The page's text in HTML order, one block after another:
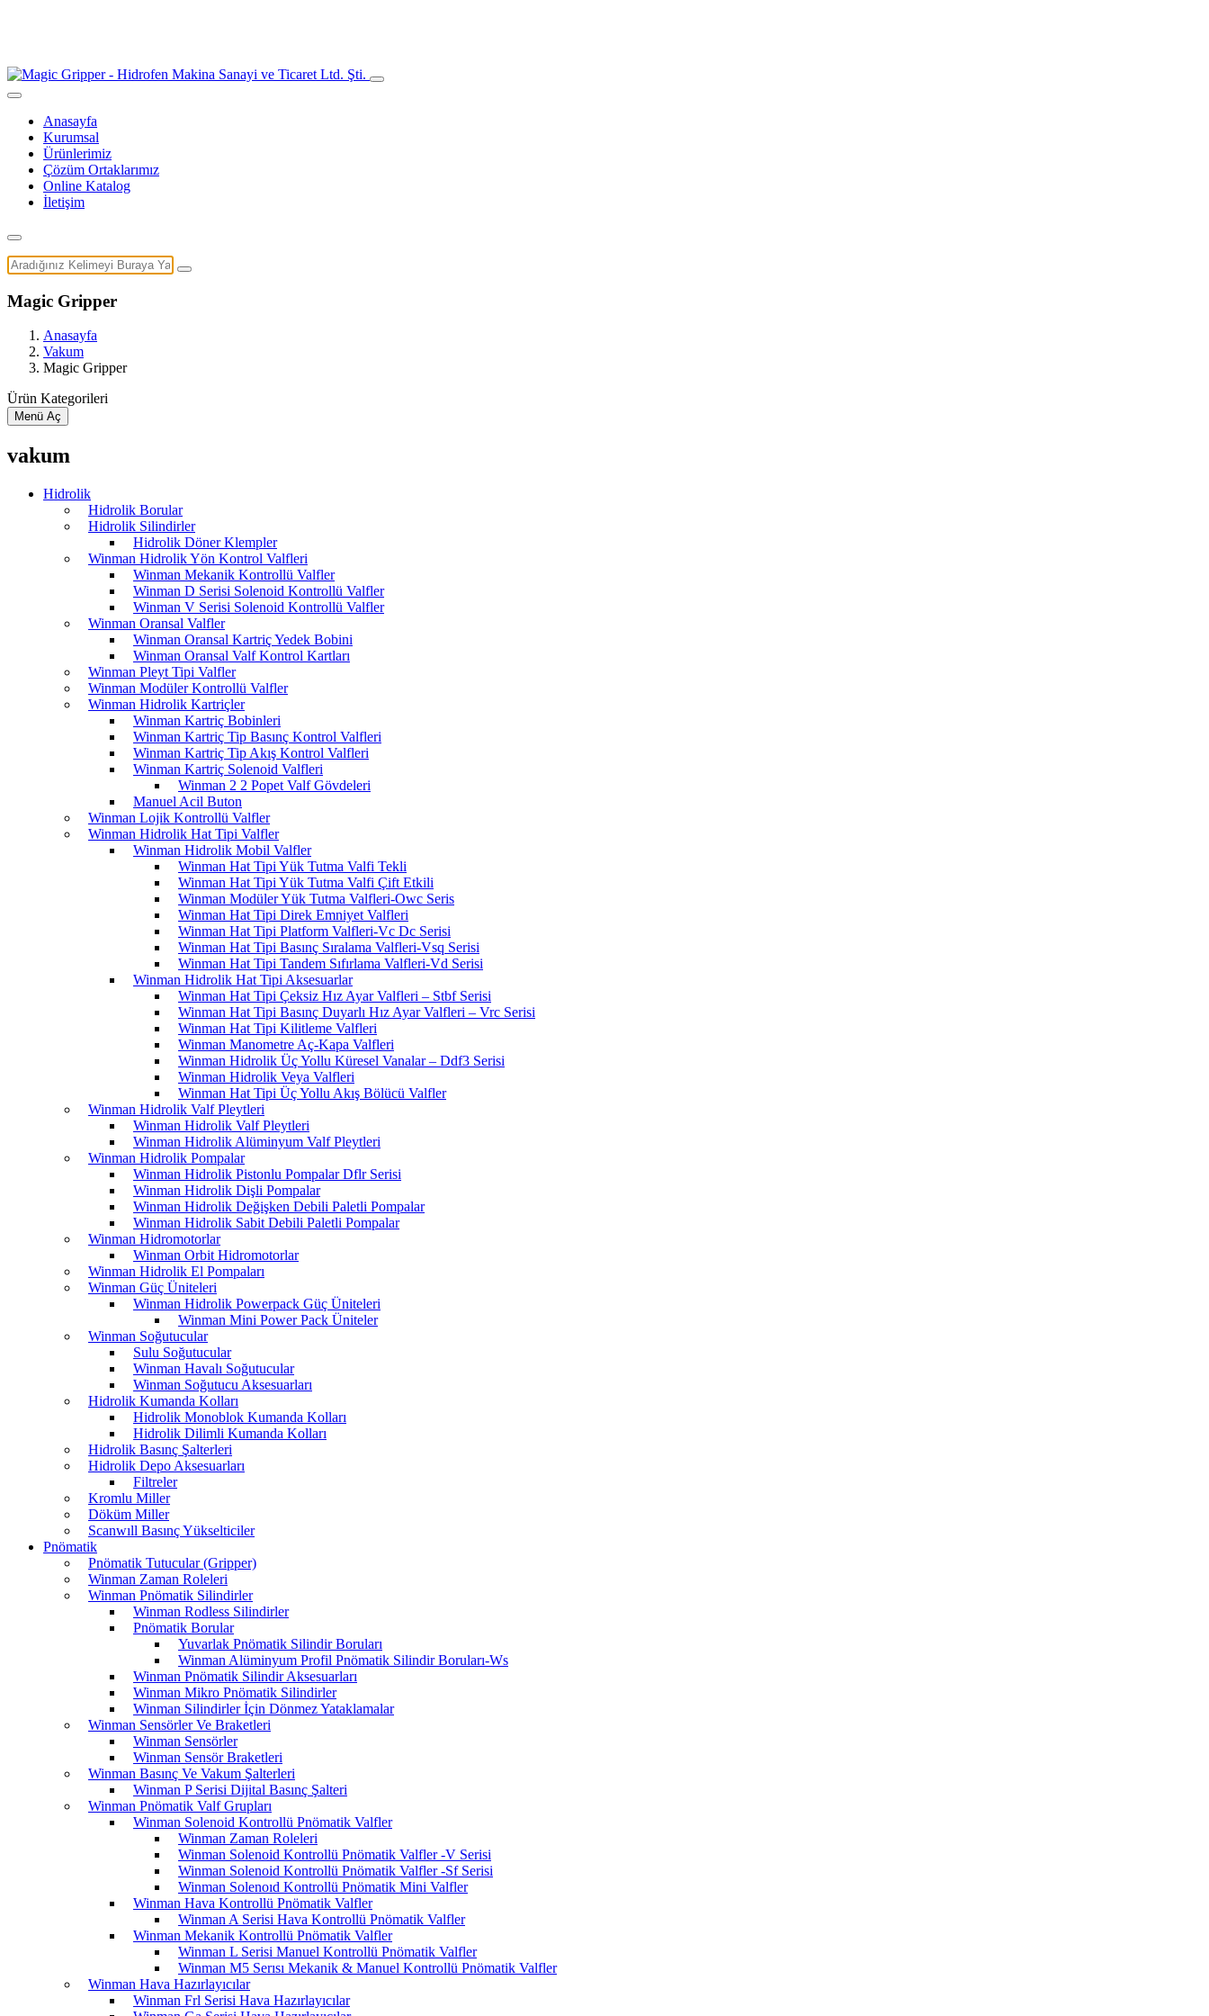
Anasayfa
Kurumsal
Ürünlerimiz
Çözüm Ortaklarımız
Online Katalog
İletişim
Magic Gripper
Anasayfa
Vakum
Magic Gripper
Ürün Kategorileri
Menü Aç
vakum
Hidrolik
Hidrolik Borular
Hidrolik Silindirler
Hidrolik Döner Klempler
Winman Hidrolik Yön Kontrol Valfleri
Winman Mekanik Kontrollü Valfler
Winman D Serisi Solenoid Kontrollü Valfler
Winman V Serisi Solenoid Kontrollü Valfler
Winman Oransal Valfler
Winman Oransal Kartriç Yedek Bobini
Winman Oransal Valf Kontrol Kartları
Winman Pleyt Tipi Valfler
Winman Modüler Kontrollü Valfler
Winman Hidrolik Kartriçler
Winman Kartriç Bobinleri
Winman Kartriç Tip Basınç Kontrol Valfleri
Winman Kartriç Tip Akış Kontrol Valfleri
Winman Kartriç Solenoid Valfleri
Winman 2 2 Popet Valf Gövdeleri
Manuel Acil Buton
Winman Lojik Kontrollü Valfler
Winman Hidrolik Hat Tipi Valfler
Winman Hidrolik Mobil Valfler
Winman Hat Tipi Yük Tutma Valfi Tekli
Winman Hat Tipi Yük Tutma Valfi Çift Etkili
Winman Modüler Yük Tutma Valfleri-Owc Seris
Winman Hat Tipi Direk Emniyet Valfleri
Winman Hat Tipi Platform Valfleri-Vc Dc Serisi
Winman Hat Tipi Basınç Sıralama Valfleri-Vsq Serisi
Winman Hat Tipi Tandem Sıfırlama Valfleri-Vd Serisi
Winman Hidrolik Hat Tipi Aksesuarlar
Winman Hat Tipi Çeksiz Hız Ayar Valfleri – Stbf Serisi
Winman Hat Tipi Basınç Duyarlı Hız Ayar Valfleri – Vrc Serisi
Winman Hat Tipi Kilitleme Valfleri
Winman Manometre Aç-Kapa Valfleri
Winman Hidrolik Üç Yollu Küresel Vanalar – Ddf3 Serisi
Winman Hidrolik Veya Valfleri
Winman Hat Tipi Üç Yollu Akış Bölücü Valfler
Winman Hidrolik Valf Pleytleri
Winman Hidrolik Valf Pleytleri
Winman Hidrolik Alüminyum Valf Pleytleri
Winman Hidrolik Pompalar
Winman Hidrolik Pistonlu Pompalar Dflr Serisi
Winman Hidrolik Dişli Pompalar
Winman Hidrolik Değişken Debili Paletli Pompalar
Winman Hidrolik Sabit Debili Paletli Pompalar
Winman Hidromotorlar
Winman Orbit Hidromotorlar
Winman Hidrolik El Pompaları
Winman Güç Üniteleri
Winman Hidrolik Powerpack Güç Üniteleri
Winman Mini Power Pack Üniteler
Winman Soğutucular
Sulu Soğutucular
Winman Havalı Soğutucular
Winman Soğutucu Aksesuarları
Hidrolik Kumanda Kolları
Hidrolik Monoblok Kumanda Kolları
Hidrolik Dilimli Kumanda Kolları
Hidrolik Basınç Şalterleri
Hidrolik Depo Aksesuarları
Filtreler
Kromlu Miller
Döküm Miller
Scanwıll Basınç Yükselticiler
Pnömatik
Pnömatik Tutucular (Gripper)
Winman Zaman Roleleri
Winman Pnömatik Silindirler
Winman Rodless Silindirler
Pnömatik Borular
Yuvarlak Pnömatik Silindir Boruları
Winman Alüminyum Profil Pnömatik Silindir Boruları-Ws
Winman Pnömatik Silindir Aksesuarları
Winman Mikro Pnömatik Silindirler
Winman Silindirler İçin Dönmez Yataklamalar
Winman Sensörler Ve Braketleri
Winman Sensörler
Winman Sensör Braketleri
Winman Basınç Ve Vakum Şalterleri
Winman P Serisi Dijital Basınç Şalteri
Winman Pnömatik Valf Grupları
Winman Solenoid Kontrollü Pnömatik Valfler
Winman Zaman Roleleri
Winman Solenoid Kontrollü Pnömatik Valfler -V Serisi
Winman Solenoid Kontrollü Pnömatik Valfler -Sf Serisi
Winman Solenoıd Kontrollü Pnömatik Mini Valfler
Winman Hava Kontrollü Pnömatik Valfler
Winman A Serisi Hava Kontrollü Pnömatik Valfler
Winman Mekanik Kontrollü Pnömatik Valfler
Winman L Serisi Manuel Kontrollü Pnömatik Valfler
Winman M5 Serısı Mekanik & Manuel Kontrollü Pnömatik Valfler
Winman Hava Hazırlayıcılar
Winman Frl Serisi Hava Hazırlayıcılar